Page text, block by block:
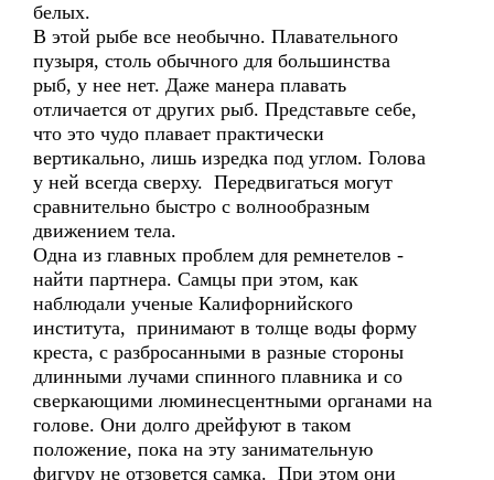
белых.
В этой рыбе все необычно. Плавательного
пузыря, столь обычного для большинства
рыб, у нее нет. Даже манера плавать
отличается от других рыб. Представьте себе,
что это чудо плавает практически
вертикально, лишь изредка под углом. Голова
у ней всегда сверху. Передвигаться могут
сравнительно быстро с волнообразным
движением тела.
Одна из главных проблем для ремнетелов -
найти партнера. Самцы при этом, как
наблюдали ученые Калифорнийского
института, принимают в толще воды форму
креста, с разбросанными в разные стороны
длинными лучами спинного плавника и со
сверкающими люминесцентными органами на
голове. Они долго дрейфуют в таком
положение, пока на эту занимательную
фигуру не отзовется самка. При этом они